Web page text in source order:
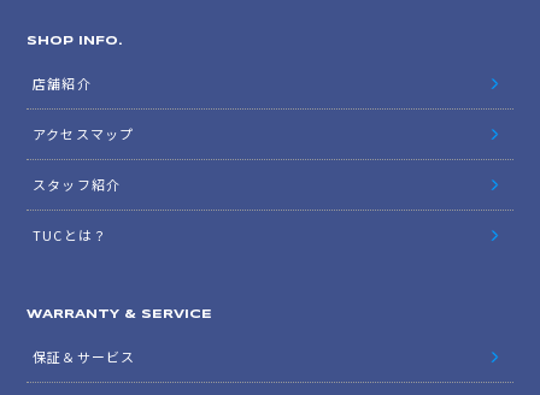
SHOP INFO.
店舗紹介
アクセスマップ
スタッフ紹介
TUCとは？
WARRANTY & SERVICE
保証＆サービス